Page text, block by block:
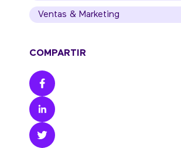
Ventas & Marketing
COMPARTIR